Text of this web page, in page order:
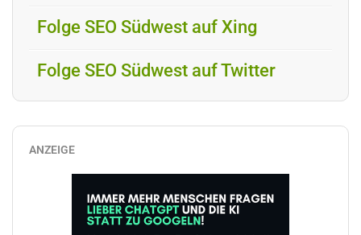
Folge SEO Südwest auf Xing
Folge SEO Südwest auf Twitter
ANZEIGE